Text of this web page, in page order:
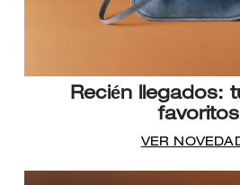
Recién llegados:
VER